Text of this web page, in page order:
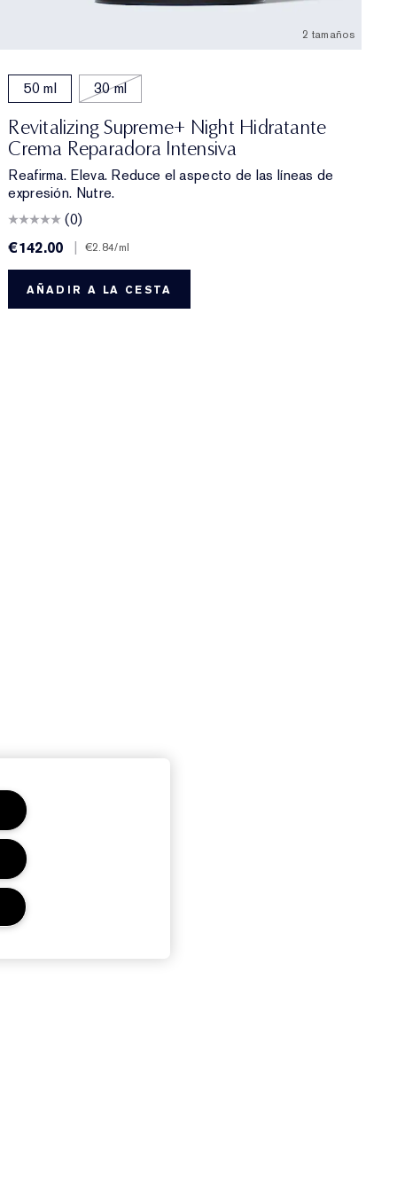
2 tamaños
50 ml 30 ml
Revitalizing Supreme+ Night Hidratante
Crema Reparadora Intensiva
Reafirma. Eleva. Reduce el aspecto de las líneas de
expresión. Nutre.
(0)
€142.00
| €2.84/ml
AÑADIR A LA CESTA